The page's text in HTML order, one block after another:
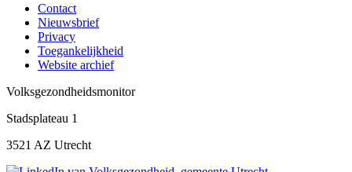
Footer
menu
Volksgezondheidsmonitor
Contact
Nieuwsbrief
Privacy
Toegankelijkheid
Website archief
Volksgezondheidsmonitor
Stadsplateau 1
3521 AZ Utrecht